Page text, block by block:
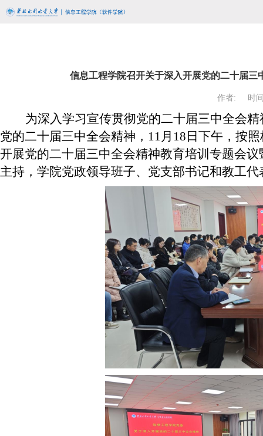
信息工程学院召开关于深入开展党的二十届
作者: 时
为深入学习宣传贯彻党的二十届三中全会
党的二十届三中全会精神，11月18日下午，按
开展党的二十届三中全会精神教育培训专题会
主持，学院党政领导班子、党支部书记和教工